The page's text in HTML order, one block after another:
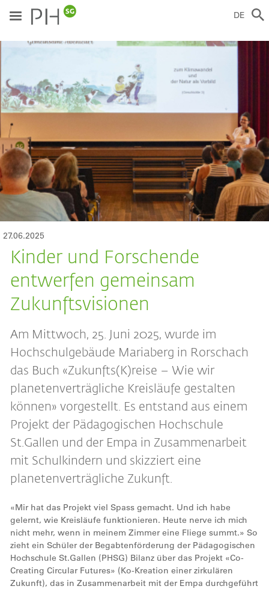
zum
Inhalt
DE
27.06.2025
Kinder und Forschende
entwerfen gemeinsam
Zukunftsvisionen
Am Mittwoch, 25. Juni 2025, wurde im
Hochschulgebäude Mariaberg in Rorschach
das Buch «Zukunfts(K)reise – Wie wir
planetenverträgliche Kreisläufe gestalten
können» vorgestellt. Es entstand aus einem
Projekt der Pädagogischen Hochschule
St.Gallen und der Empa in Zusammenarbeit
mit Schulkindern und skizziert eine
planetenverträgliche Zukunft.
«Mir hat das Projekt viel Spass gemacht. Und ich habe
gelernt, wie Kreisläufe funktionieren. Heute nerve ich mich
nicht mehr, wenn in meinem Zimmer eine Fliege summt.» So
zieht ein Schüler der Begabtenförderung der Pädagogischen
Hochschule St.Gallen (PHSG) Bilanz über das Projekt «Co-
Creating Circular Futures» (Ko-Kreation einer zirkulären
Zukunft), das in Zusammenarbeit mit der Empa durchgeführt